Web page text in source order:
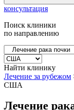
консультация
Поиск клиники
по направлению
Найти клинику
Лечение за рубежом
США
Лечение